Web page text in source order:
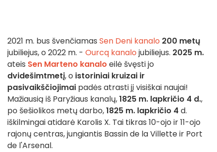
2021 m. bus švenčiamas Sen Deni kanalo 200 metų
jubiliejus, o 2022 m. - Ourcq kanalo jubiliejus. 2025 m.
ateis Sen Marteno kanalo eilė švęsti jo
dvidešimtmetį, o istoriniai kruizai ir
pasivaikščiojimai padės atrasti jį visiškai naujai!
Mažiausią iš Paryžiaus kanalų,1825 m. lapkričio 4 d.,
po šešiolikos metų darbo,1825 m. lapkričio 4 d.
iškilmingai atidarė Karolis X. Tai tikras 10-ojo ir 11-ojo
rajonų centras, jungiantis Bassin de la Villette ir Port
de l'Arsenal.